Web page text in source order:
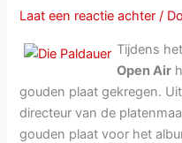
Laat een reactie achter /
Tijdens
Open Air
gouden plaat gekregen.
directeur van de
gouden plaat voor het